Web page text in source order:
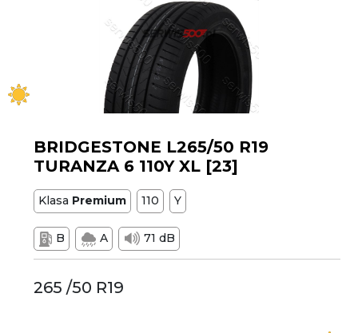
BRIDGESTONE L265/50 R19
TURANZA 6 110Y XL [23]
Klasa Premium 110 Y
B A 71 dB
265 /50 R19